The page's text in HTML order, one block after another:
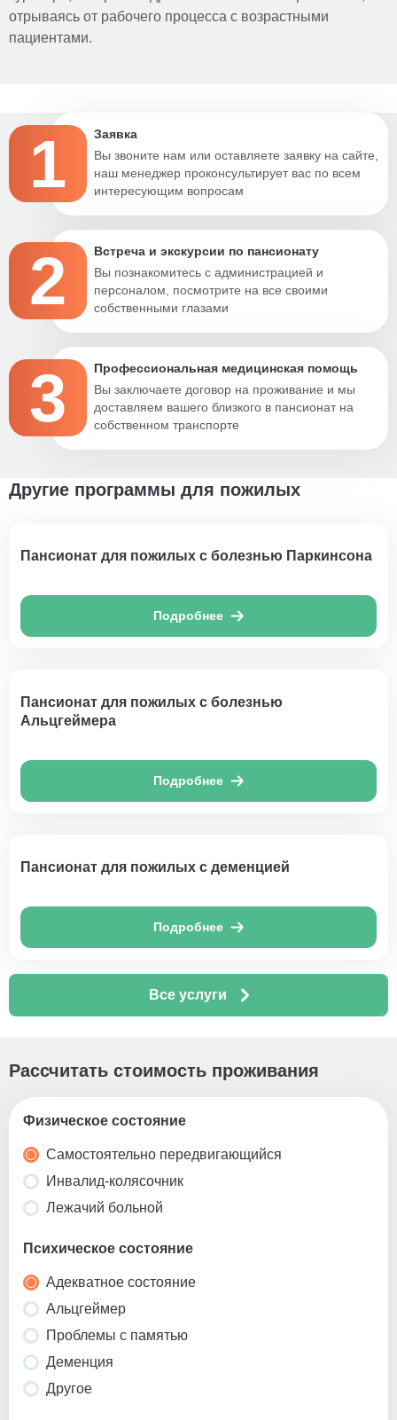
отрываясь от рабочего процесса с возрастными
пациентами.
1
Заявка
Вы звоните нам или оставляете заявку на сайте,
наш менеджер проконсультирует вас по всем
интересующим вопросам
2
Встреча и экскурсии по пансионату
Вы познакомитесь с администрацией и
персоналом, посмотрите на все своими
собственными глазами
3
Профессиональная медицинская помощь
Вы заключаете договор на проживание и мы
доставляем вашего близкого в пансионат на
собственном транспорте
Другие программы для пожилых
Пансионат для пожилых с болезнью Паркинсона
Подробнее
Пансионат для пожилых с болезнью
Альцгеймера
Подробнее
Пансионат для пожилых с деменцией
Подробнее
Все услуги
Рассчитать стоимость проживания
Физическое состояние
Самостоятельно передвигающийся
Инвалид-колясочник
Лежачий больной
Психическое состояние
Адекватное состояние
Альцгеймер
Проблемы с памятью
Деменция
Другое